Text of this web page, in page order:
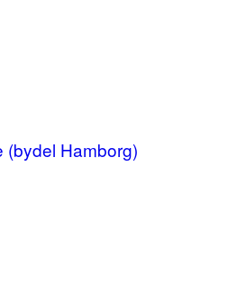
(bydel Hamborg)